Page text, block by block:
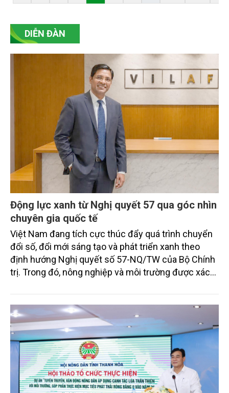
DIỄN ĐÀN
Động lực xanh từ Nghị quyết 57 qua góc nhìn
chuyên gia quốc tế
Việt Nam đang tích cực thúc đẩy quá trình chuyển
đổi số, đổi mới sáng tạo và phát triển xanh theo
định hướng Nghị quyết số 57-NQ/TW của Bộ Chính
trị. Trong đó, nông nghiệp và môi trường được xác
sắc bởi các tiến bộ công nghệ và cam kết bền vững
toàn cầu, đặc biệt là mục tiêu đưa phát thải ròng
bằng 0 (Net-Zero) vào năm 2050.